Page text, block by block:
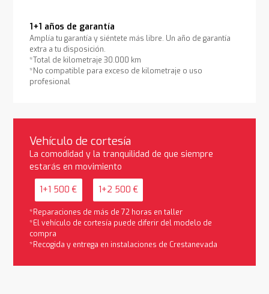
1+1 años de garantía
Amplía tu garantía y siéntete más libre. Un año de garantía
extra a tu disposición.
*Total de kilometraje 30.000 km
*No compatible para exceso de kilometraje o uso
profesional
Vehículo de cortesía
La comodidad y la tranquilidad de que siempre
estarás en movimiento
1+1 500 € 1+2 500 €
*Reparaciones de más de 72 horas en taller
*El vehículo de cortesía puede diferir del modelo de
compra
*Recogida y entrega en instalaciones de Crestanevada